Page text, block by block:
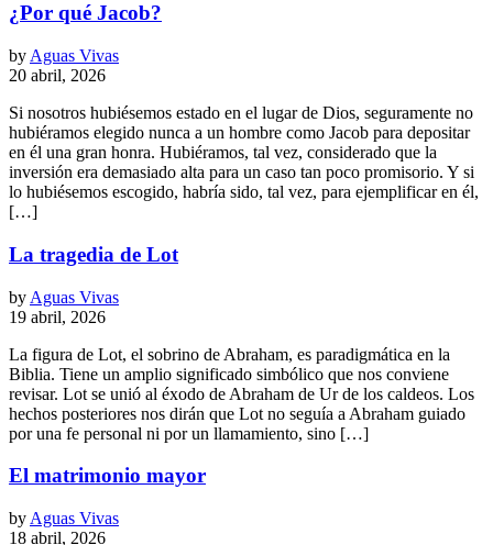
¿Por qué Jacob?
by Aguas Vivas
20 abril, 2026
Si nosotros hubiésemos estado en el lugar de Dios, seguramente no
hubiéramos elegido nunca a un hombre como Jacob para depositar
en él una gran honra. Hubiéramos, tal vez, considerado que la
inversión era demasiado alta para un caso tan poco promisorio. Y si
lo hubiésemos escogido, habría sido, tal vez, para ejemplificar en él,
[…]
La tragedia de Lot
by Aguas Vivas
19 abril, 2026
La figura de Lot, el sobrino de Abraham, es paradigmática en la
Biblia. Tiene un amplio significado simbólico que nos conviene
revisar. Lot se unió al éxodo de Abraham de Ur de los caldeos. Los
hechos posteriores nos dirán que Lot no seguía a Abraham guiado
por una fe personal ni por un llamamiento, sino […]
El matrimonio mayor
by Aguas Vivas
18 abril, 2026